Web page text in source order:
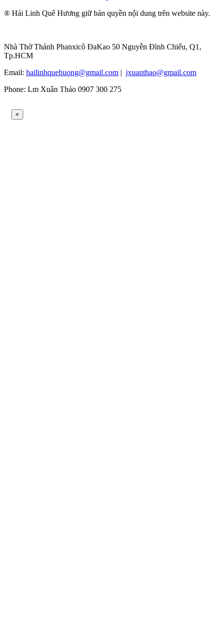
® Hải Linh Quê Hương giữ bản quyền nội dung trên website này.
Nhà Thờ Thánh Phanxicô ĐaKao 50 Nguyễn Đình Chiểu, Q1,
Tp.HCM
Email: hailinhquehuong@gmail.com | jxuanthao@gmail.com
Phone: Lm Xuân Thảo 0907 300 275
×